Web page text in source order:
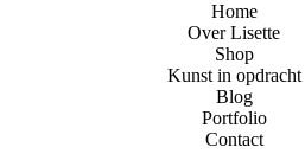
Home
Over Lisette
Shop
Kunst in opdracht
Blog
Portfolio
Contact